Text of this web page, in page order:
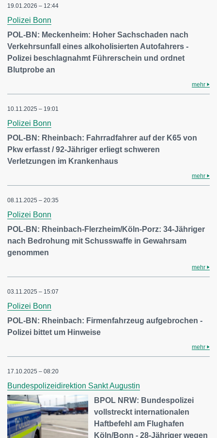
19.01.2026 – 12:44
Polizei Bonn
POL-BN: Meckenheim: Hoher Sachschaden nach
Verkehrsunfall eines alkoholisierten Autofahrers -
Polizei beschlagnahmt Führerschein und ordnet
Blutprobe an
mehr
10.11.2025 – 19:01
Polizei Bonn
POL-BN: Rheinbach: Fahrradfahrer auf der K65 von
Pkw erfasst / 92-Jähriger erliegt schweren
Verletzungen im Krankenhaus
mehr
08.11.2025 – 20:35
Polizei Bonn
POL-BN: Rheinbach-Flerzheim/Köln-Porz: 34-Jähriger
nach Bedrohung mit Schusswaffe in Gewahrsam
genommen
mehr
03.11.2025 – 15:07
Polizei Bonn
POL-BN: Rheinbach: Firmenfahrzeug aufgebrochen -
Polizei bittet um Hinweise
mehr
17.10.2025 – 08:20
Bundespolizeidirektion Sankt Augustin
BPOL NRW: Bundespolizei
vollstreckt internationalen
Haftbefehl am Flughafen
Köln/Bonn - 28-Jähriger wegen